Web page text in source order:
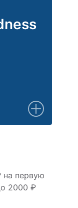
на первую
2000 ₽